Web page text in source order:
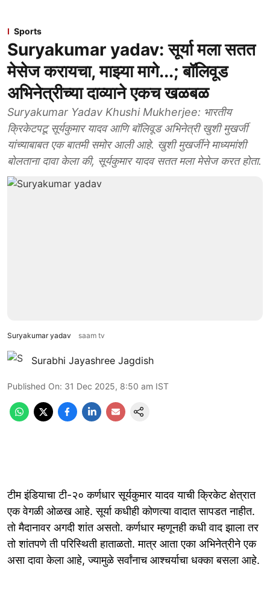
Sports
Suryakumar yadav: सूर्या मला सतत
मेसेज करायचा, माझ्या मागे...; बॉलिवूड
अभिनेत्रीच्या दाव्याने एकच खळबळ
Suryakumar Yadav Khushi Mukherjee: भारतीय
क्रिकेटपटू सूर्यकुमार यादव आणि बॉलिवूड अभिनेत्री खुशी मुखर्जी
यांच्याबाबत एक बातमी समोर आली आहे. खुशी मुखर्जीने माध्यमांशी
बोलताना दावा केला की, सूर्यकुमार यादव सतत मला मेसेज करत होता.
Suryakumar yadav saam tv
Surabhi Jayashree Jagdish
Published On: 31 Dec 2025, 8:50 am IST
टीम इंडियाचा टी-२० कर्णधार सूर्यकुमार यादव याची क्रिकेट क्षेत्रात
एक वेगळी ओळख आहे. सूर्या कधीही कोणत्या वादात सापडत नाहीत.
तो मैदानावर अगदी शांत असतो. कर्णधार म्हणूनही कधी वाद झाला तर
तो शांतपणे ती परिस्थिती हाताळतो. मात्र आता एका अभिनेत्रीने एक
असा दावा केला आहे, ज्यामुळे सर्वांनाच आश्चर्याचा धक्का बसला आहे.